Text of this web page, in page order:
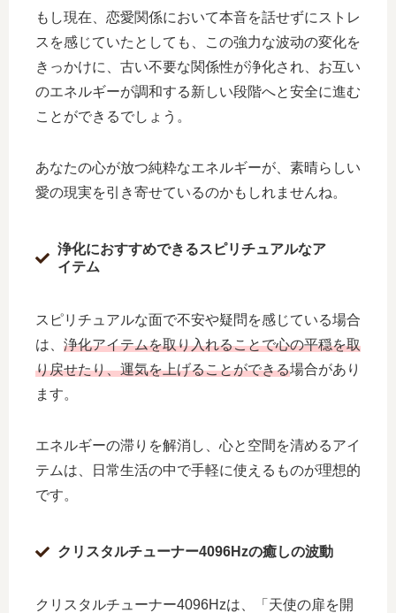
もし現在、恋愛関係において本音を話せずにストレ
スを感じていたとしても、この強力な波动の変化を
きっかけに、古い不要な関係性が浄化され、お互い
のエネルギーが調和する新しい段階へと安全に進む
ことができるでしょう。
あなたの心が放つ純粋なエネルギーが、素晴らしい
愛の現実を引き寄せているのかもしれませんね。
浄化におすすめできるスピリチュアルなア
イテム
スピリチュアルな面で不安や疑問を感じている場合
は、 浄化アイテムを取り入れることで心の平穏を取
り戻せたり、運気を上げることができる場合があり
ます。
エネルギーの滞りを解消し、心と空間を清めるアイ
テムは、日常生活の中で手軽に使えるものが理想的
です。
クリスタルチューナー4096Hzの癒しの波動
クリスタルチューナー4096Hzは、「天使の扉を開